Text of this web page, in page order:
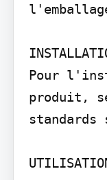
Pour
produit,
standards